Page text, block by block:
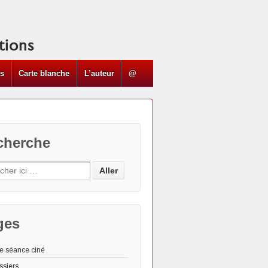
Carte blanche L’auteur @
séance ciné
"Actus"